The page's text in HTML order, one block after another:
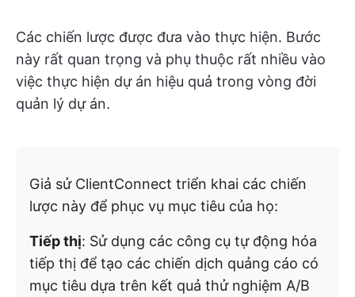
Các chiến lược được đưa vào thực hiện. Bước
này rất quan trọng và phụ thuộc rất nhiều vào
việc thực hiện dự án hiệu quả trong vòng đời
quản lý dự án.
Giả sử ClientConnect triển khai các chiến
lược này để phục vụ mục tiêu của họ:
Tiếp thị: Sử dụng các công cụ tự động hóa
tiếp thị để tạo các chiến dịch quảng cáo có
mục tiêu dựa trên kết quả thử nghiệm A/B